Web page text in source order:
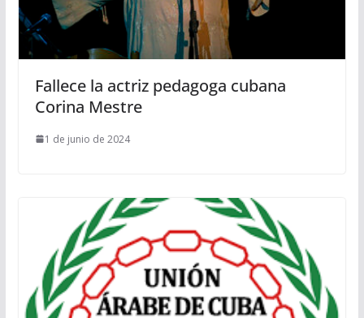
Fallece la actriz pedagoga cubana
Corina Mestre
1 de junio de 2024